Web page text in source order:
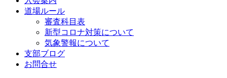
道場ルール
審査科目表
新型コロナ対策について
気象警報について
支部ブログ
お問合せ